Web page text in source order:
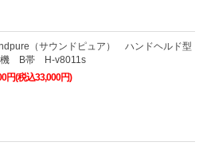
（サウンドピュア） ハンドヘルド型
機 B帯 H-v8011s
円(税込33,000円)